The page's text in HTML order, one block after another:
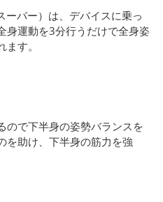
パー）は、デバイスに乗っ
身運動を3分行うだけで全身姿
す。
ので下半身の姿勢バランスを
を助け、下半身の筋力を強